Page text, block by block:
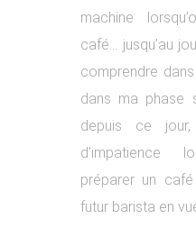
machine
café… jusqu’au
comprendre
dans ma phase
depuis ce jour,
d’impatience
préparer un
futur barista en